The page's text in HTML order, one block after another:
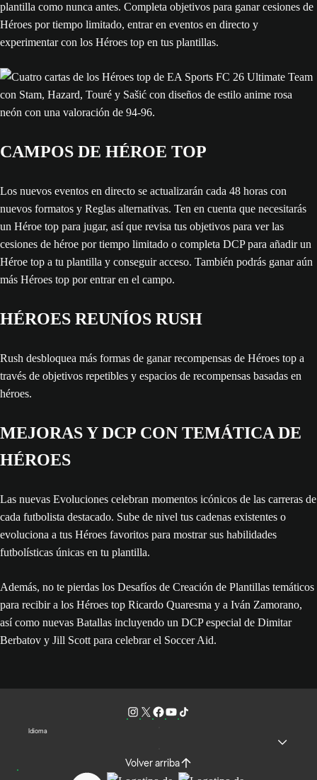
plantilla como nunca antes. Completa objetivos para ganar cesiones de
Héroes por tiempo limitado, entrar en eventos en directo y
experimentar con los Héroes top en tus plantillas.
CAMPOS DE HÉROE TOP
Los nuevos eventos en directo se actualizarán cada 48 horas con
nuevos formatos y Reglas alternativas. Ten en cuenta que necesitarás
un Héroe top para jugar, así que revisa tus objetivos para ver las
cesiones de héroe por tiempo limitado o completa DCP para añadir un
Héroe top a tu plantilla y conseguir acceso. También podrás ganar aún
más Héroes top por entrar en el campo.
HÉROES REUNÍOS RUSH
Rush desbloquea más formas de ganar recompensas de Héroes top a
través de objetivos repetibles y espacios de recompensas basadas en
héroes.
MEJORAS Y DCP CON TEMÁTICA DE
HÉROES
Las nuevas Evoluciones celebran momentos icónicos de las carreras de
cada futbolista destacado. Sube de nivel tus cadenas existentes o
evoluciona a tus Héroes favoritos para mostrar sus habilidades
futbolísticas únicas en tu plantilla.
Además, no te pierdas los Desafíos de Creación de Plantillas temáticos
para recibir a los Héroes top Ricardo Quaresma y a Iván Zamorano,
así como nuevas Batallas incluyendo un DCP especial de Dimitar
Berbatov y Jill Scott para celebrar el Soccer Aid.
Idioma
Volver arriba